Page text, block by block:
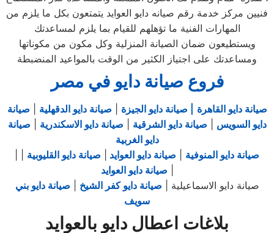
فنيين مركز خدمة رقم صيانه دايو العوايد يتمتعون بكل ما يلزم من
المهارات الفنية ما تؤهلهم للقيام بما يلزم لمساعدتك
ويستطيعون ضمان الصيانة المنزلية وكل مكون من مكوناتها
ومساعدتك على اجتياز الكثير من الوقت بالمواعيد المنضبطة
فروع صيانة دايو في مصر
صيانة دايو القاهرة | صيانة دايو الجيزة صيانة دايو الدقهلية
صيانة
دايو السويس
صيانة دايو الشرقية صيانة دايو الاسكندرية
صيانة
دايو الغربية
صيانة دايو المنوفية صيانة دايو العوايد صيانة دايو القليوبية
صيانة دايو العوايد
صيانة دايو الاسماعيلية | صيانة دايو كفر الشيخ
صيانة دايو بني
سويف
بلاغات اعطال دايو بالعوايد